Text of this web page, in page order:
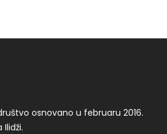
osnovano u februaru 2016.